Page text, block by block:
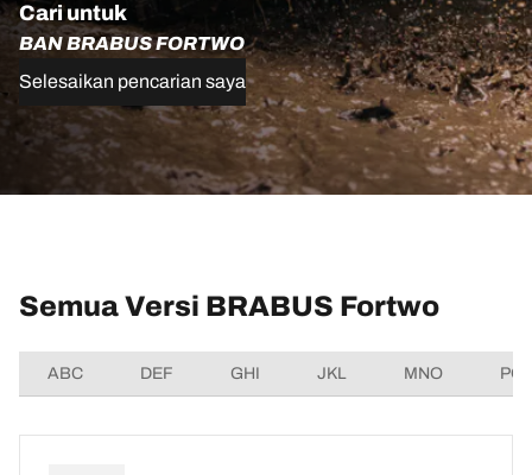
Cari untuk
BAN BRABUS FORTWO
Selesaikan pencarian saya
Semua Versi BRABUS Fortwo
ABC DEF GHI JKL MNO